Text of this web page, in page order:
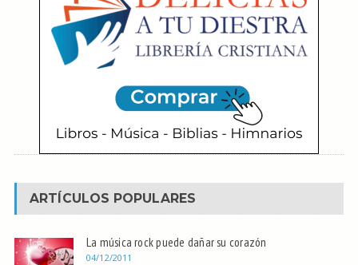
ARTÍCULOS POPULARES
La música rock puede dañar su corazón
04/12/2011